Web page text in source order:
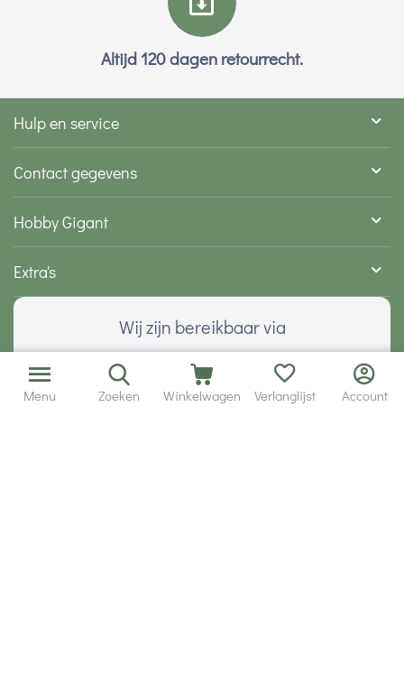
Altijd 120 dagen retourrecht.
Hulp en service
Contact gegevens
Hobby Gigant
Extra's
Wij zijn bereikbaar via
Menu Zoeken Winkelwagen Verlanglijst Account